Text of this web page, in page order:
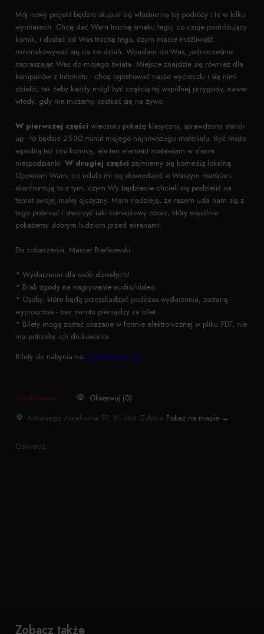
Mój nowy projekt będzie skupiał się właśnie na tej podróży i to w kilku
wymiarach. Chcę dać Wam trochę smaku tego, co czuje podróżujący
komik, i dostać od Was trochę tego, czym macie możliwość
rozsmakowywać się na co dzień. Wpadam do Was, jednocześnie
zapraszając Was do mojego świata. Miejsce znajdzie się również dla
kompanów z Internetu - chcę rejestrować nasze wycieczki i się nimi
dzielić, tak żeby każdy mógł być częścią tej wspólnej przygody, nawet
wtedy, gdy nie możemy spotkać się na żywo.
W pierwszej części wieczoru pokażę klasyczny, sprawdzony stand-
up - to będzie 25-30 minut mojego najnowszego materiału. Być może
wpadną też inni komicy, ale ten element zostawiam w sferze
niespodzianki.W drugiej części zajmiemy się komedią lokalną.
Opowiem Wam, co udało mi się dowiedzieć o Waszym mieście i
skonfrontuję to z tym, czym Wy będziecie chcieli się podzielić na
temat swojej małej ojczyzny. Mam nadzieję, że razem uda nam się z
tego pośmiać i stworzyć taki komediowy obraz, który wspólnie
pokażemy dobrym ludziom przed ekranami.
Do zobaczenia, Marcel Bieńkowski.
* Wydarzenie dla osób dorosłych!
* Brak zgody na nagrywanie audio/video.
* Osoby, które będą przeszkadzać podczas wydarzenia, zostaną
wyproszone - bez zwrotu pieniędzy za bilet.
* Bilety mogą zostać okazane w formie elektronicznej w pliku PDF, nie
ma potrzeby ich drukowania.
Bilety do nabycia na: KupBilecik.pl
Desdemona Obserwuj (0)
Antoniego Abrahama 37, 81-366 Gdynia Pokaż na mapie →
Odwiedź:
Zobacz także